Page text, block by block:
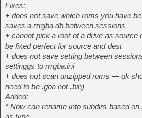
Fixes:
+ does not save which roms you have
saves a rrrgba.db between sessions
+ cannot pick a root of a drive as
be fixed perfect for source and dest
+ does not save setting between
settinggs to rrrgba.ini
+ does not scan unzipped roms — ok
need to be .gba not .bin)
Added:
* Now can rename into subdirs based